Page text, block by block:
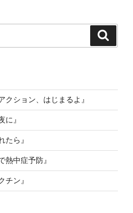
クション、はじまるよ』
に』
たら』
熱中症予防』
チン』